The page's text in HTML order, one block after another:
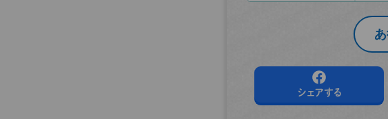
シェアする